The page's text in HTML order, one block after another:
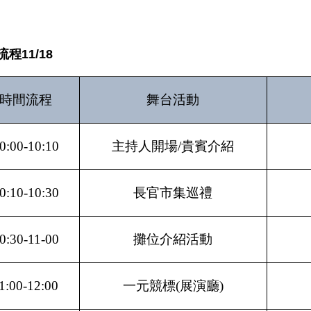
程11/18
時間流程 舞台活動
10:10 主持人開場/貴賓介紹
10:30 長官市集巡禮
11-00 攤位介紹活動
12:00 一元競標(展演廳)